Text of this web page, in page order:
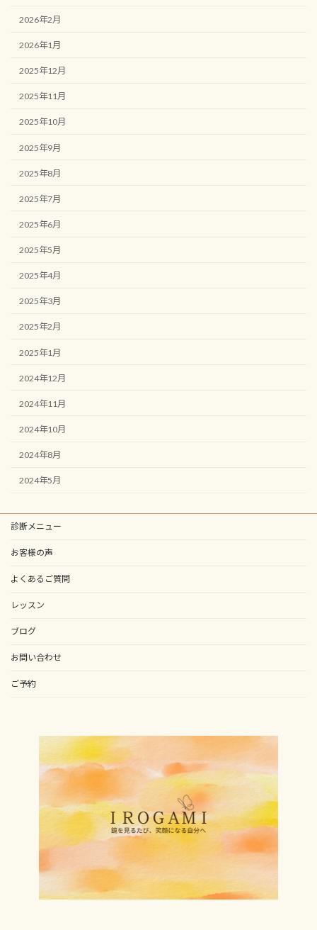
2026年2月
2026年1月
2025年12月
2025年11月
2025年10月
2025年9月
2025年8月
2025年7月
2025年6月
2025年5月
2025年4月
2025年3月
2025年2月
2025年1月
2024年12月
2024年11月
2024年10月
2024年8月
2024年5月
診断メニュー
お客様の声
よくあるご質問
レッスン
ブログ
お問い合わせ
ご予約